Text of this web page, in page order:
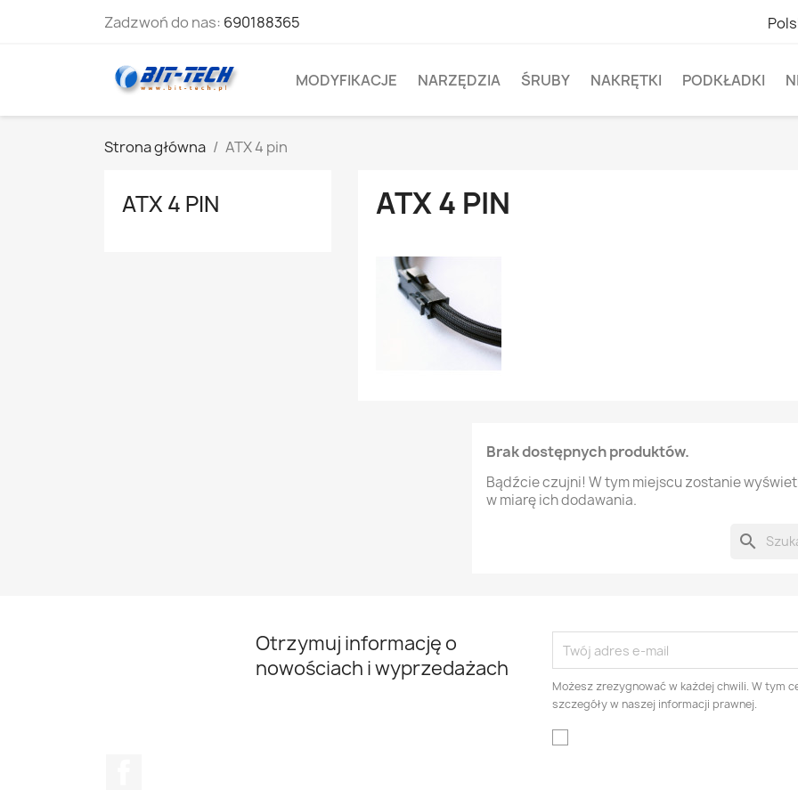
Zadzwoń do nas: 690188365
MODYFIKACJE NARZĘDZIA ŚRUBY NAKRĘTKI PODKŁADKI
Strona główna ATX 4 pin
ATX 4 PIN ATX 4 PIN
Brak dostępnych produktów.
Bądźcie czujni! W tym miejscu zostanie
w miarę ich dodawania.
search
Otrzymuj informację o
nowościach i wyprzedażach
Możesz zrezygnować w każdej chwili. W tym
szczegóły w naszej informacji prawnej.